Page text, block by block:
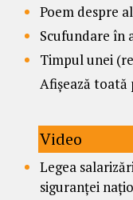
Poem despre
Scufundare în
Timpul unei
Afișează toată
Video
Legea
siguranței